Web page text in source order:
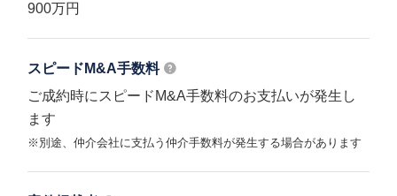
900万円
スピードM&A手数料
ご成約時にスピードM&A手数料のお支払いが発生し
ます
※別途、仲介会社に支払う仲介手数料が発生する場合があります